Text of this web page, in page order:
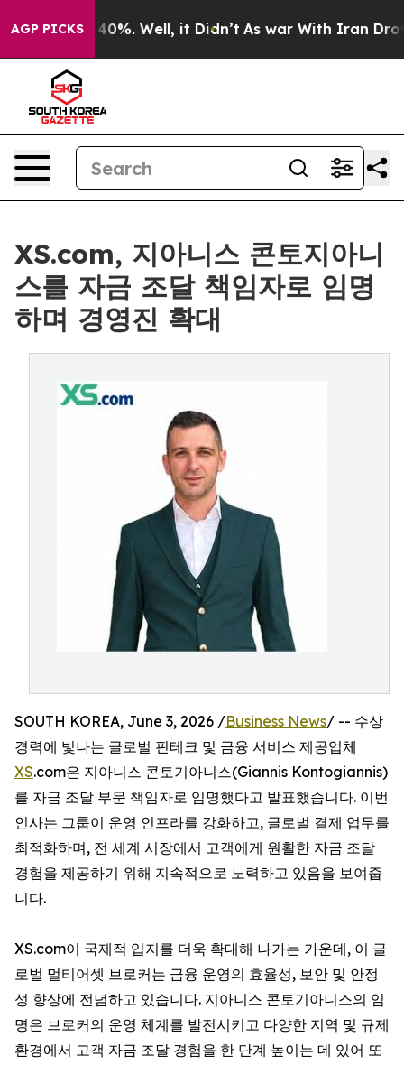
AGP PICKS40%. Well, it Didn’t As war With Iran Drove
XS.com, 지아니스 콘토지아니
스를 자금 조달 책임자로 임명
하며 경영진 확대
SOUTH KOREA, June 3, 2026 /Business News/ -- 수상
경력에 빛나는 글로벌 핀테크 및 금융 서비스 제공업체
XS.com은 지아니스 콘토기아니스(Giannis Kontogiannis)
를 자금 조달 부문 책임자로 임명했다고 발표했습니다. 이번
인사는 그룹이 운영 인프라를 강화하고, 글로벌 결제 업무를
최적화하며, 전 세계 시장에서 고객에게 원활한 자금 조달
경험을 제공하기 위해 지속적으로 노력하고 있음을 보여줍
니다.
XS.com이 국제적 입지를 더욱 확대해 나가는 가운데, 이 글
로벌 멀티어셋 브로커는 금융 운영의 효율성, 보안 및 안정
성 향상에 전념하고 있습니다. 지아니스 콘토기아니스의 임
명은 브로커의 운영 체계를 발전시키고 다양한 지역 및 규제
환경에서 고객 자금 조달 경험을 한 단계 높이는 데 있어 또